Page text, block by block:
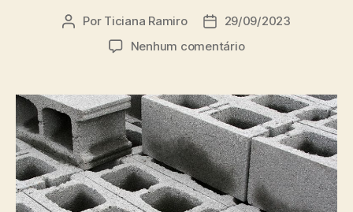
Por Ticiana Ramiro
29/09/2023
Nenhum comentário